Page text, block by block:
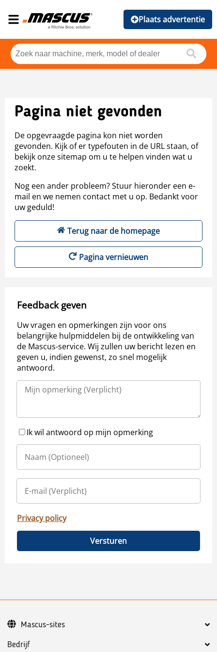
Plaats advertentie
Pagina niet gevonden
De opgevraagde pagina kon niet worden
gevonden. Kijk of er typefouten in de URL staan, of
bekijk onze sitemap om u te helpen vinden wat u
zoekt.
Nog een ander probleem? Stuur hieronder een e-
mail en we nemen contact met u op. Bedankt voor
uw geduld!
Terug naar de homepage
Pagina vernieuwen
Feedback geven
Uw vragen en opmerkingen zijn voor ons
belangrijke hulpmiddelen bij de ontwikkeling van
de Mascus-service. Wij zullen uw bericht lezen en
geven u, indien gewenst, zo snel mogelijk
antwoord.
Ik wil antwoord op mijn opmerking
Privacy policy
Versturen
Bedrijf
Mascus-sites